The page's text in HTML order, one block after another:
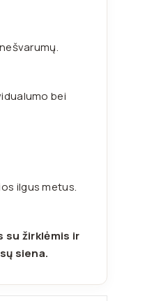
bei
ilgus metus.
su žirklėmis ir
siena.